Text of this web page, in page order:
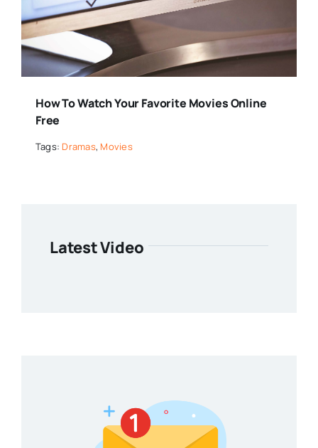
How To Watch Your Favorite Movies Online
Free
Tags: Dramas, Movies
Latest Video